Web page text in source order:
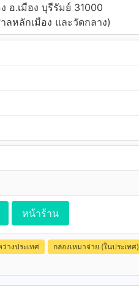
อ.เมือง บุรีรัมย์ 31000
ลหลักเมือง และวัดกลาง)
หน้าร้าน
างประเทศ กล่องเหมาจ่าย (ในประเทศ)